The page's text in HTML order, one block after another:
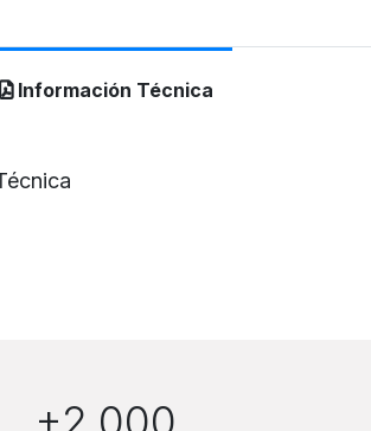
Información Técnica